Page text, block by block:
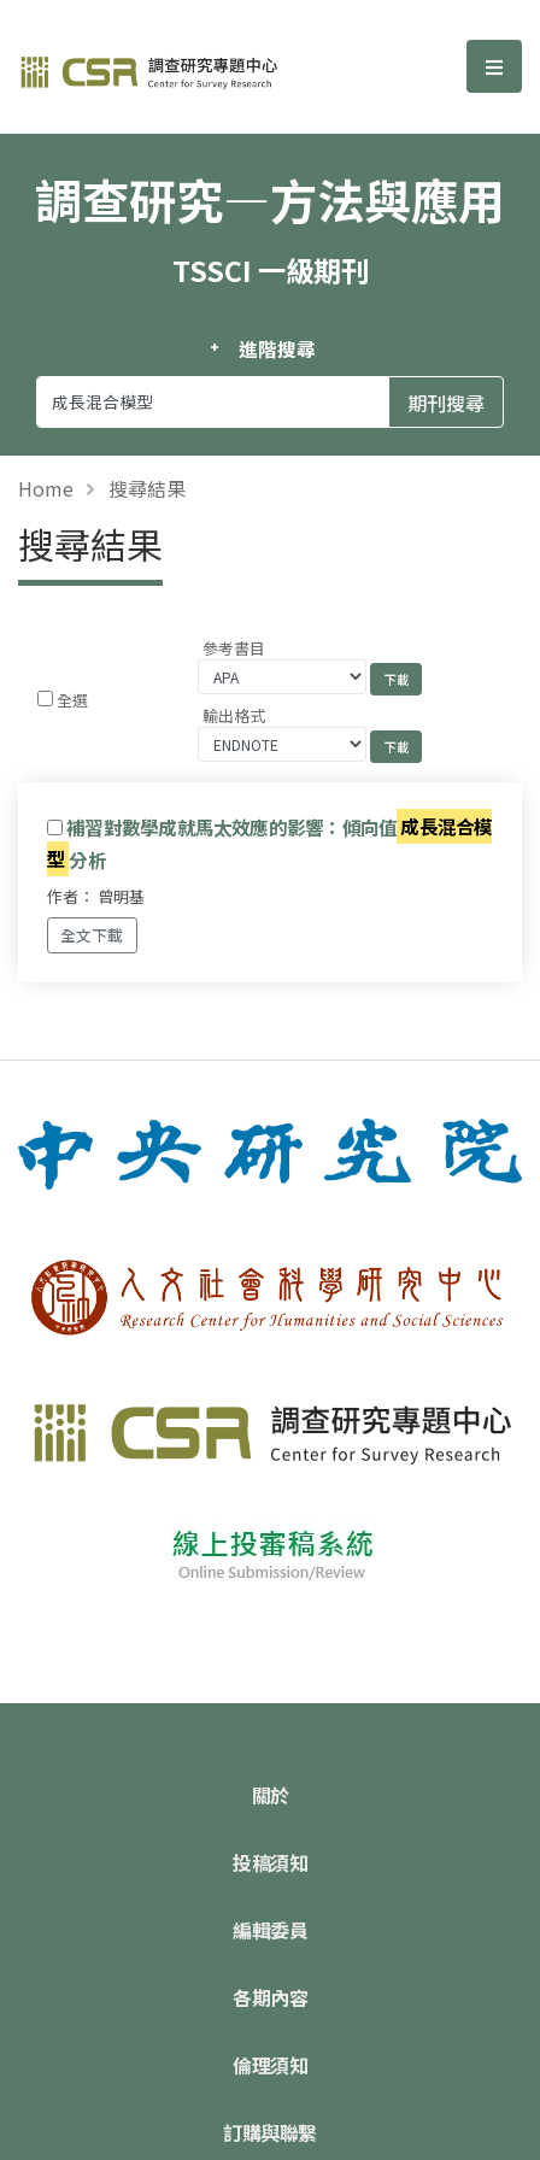
調查研究—方法與應用期刊 選
調查研究—方法與應用
TSSCI 一級期刊
進階搜尋
Home 搜尋結果
搜尋結果
全選
參考書目
輸出格式
補習對數學成就馬太效應的影響：傾向值成長混合模
型分析
作者： 曾明基
全文下載
關於
投稿須知
編輯委員
各期內容
倫理須知
訂購與聯繫